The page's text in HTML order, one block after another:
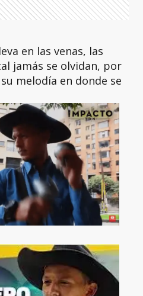
en las venas, las
jamás se olvidan, por
melodía en donde se